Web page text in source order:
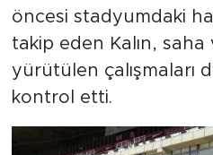
öncesi stadyumdaki
takip eden Kalın,
yürütülen çalışmaları
kontrol etti.